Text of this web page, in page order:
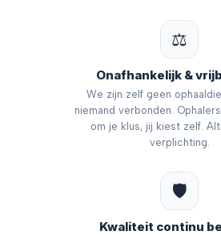
⚖️
Onafhankelijk &
We zijn zelf geen
niemand verbonden.
om je klus, jij kiest zelf.
verplichting.
🛡️
Kwaliteit continu